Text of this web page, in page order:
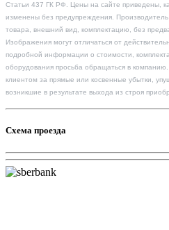
Статьи 437 ГК РФ. Цены на сайте приведены,
изменены без предупреждения.
товара, внешний вид, комплектацию, без
Изображения могут отличаться от
подробной информации о стоимости,
оборудования просьба обращаться в
клиентом за прямые или косвенные убытки,
возникшие в результате выхода из строя
Схема проезда